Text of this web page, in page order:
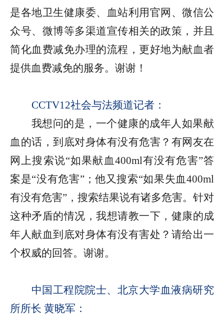
是各地卫生健康委、血站利用官网、微信公
众号、微博等多渠道宣传相关的政策，并且
简化血费减免办理的流程，更好地为献血者
提供血费减免的服务。谢谢！
CCTV12社会与法频道记者：
我想问的是，一个健康的成年人如果献
血的话，到底对身体有没有危害？有网友在
网上搜索说“如果献血400ml有没有危害”答
案是“没有危害”；他又搜索“如果失血400ml
有没有危害”，搜索结果说有诸多危害。针对
这种矛盾的情况，我想请教一下，健康的成
年人献血到底对身体有没有害处？请给出一
个权威的回答。谢谢。
中国工程院院士、北京大学血液病研究
所所长 黄晓军：